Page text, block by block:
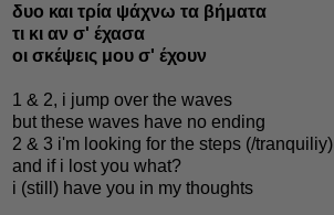
δυο και τρία ψάχνω τα βήματα
τι κι αν σ' έχασα
οι σκέψεις μου σ' έχουν
1 & 2, i jump over the waves
but these waves have no ending
2 & 3 i'm looking for the steps (/tranquiliy)
and if i lost you what?
i (still) have you in my thoughts